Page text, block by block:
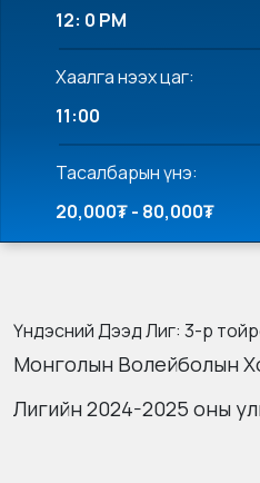
12: 0 PM
Хаалга нээх цаг:
11:00
Тасалбарын үнэ:
20,000₮ - 80,000₮
Үндэсний Дээд Лиг: 3-р
Монголын Волейболын
Лигийн 2024-2025 оны